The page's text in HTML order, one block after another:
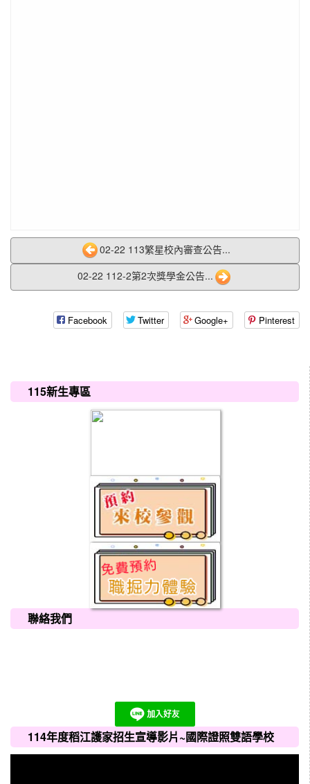
02-22 113繁星校內審查公告...
02-22 112-2第2次獎學金公告...
Facebook Twitter Google+ Pinterest
115新生專區
聯絡我們
114年度稻江護家招生宣導影片~國際證照雙語學校